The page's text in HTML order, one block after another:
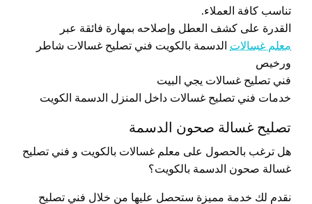
تناسب كافة العملاء.
القدرة على كشف العطل وإصلاحه بمهارة فائقة عبر
معلم غسالات الدسمة بالكويت فني تصليح غسالات شاطر
ورخيص
فني تصليح غسالات يجي البيت
خدمات فني تصليح غسالات داخل المنزل الدسمة الكويت
تصليح غسالة صحون الدسمة
هل ترغب بالحصول على معلم غسالات بالكويت و فني تصليح
غسالة صحون الدسمة بالكويت؟
نقدم لك خدمة مميزة ستحصل عليها من خلال فني تصليح